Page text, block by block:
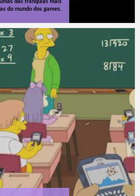
do mundo dos games.